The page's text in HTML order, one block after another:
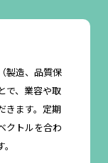
製造、品質保
で、業容や取
きます。定期
クトルを合わ